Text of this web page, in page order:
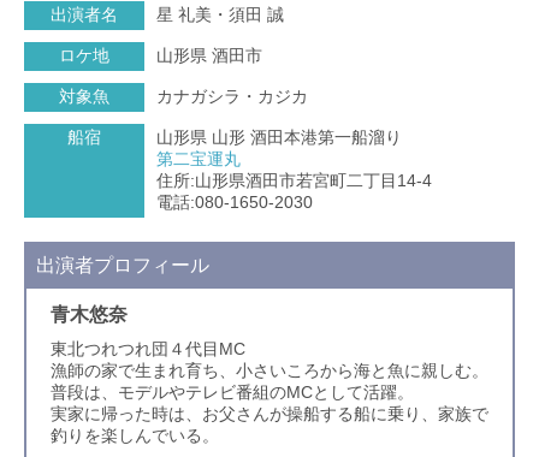
出演者名 星 礼美・須田 誠
ロケ地 山形県 酒田市
対象魚 カナガシラ・カジカ
船宿
山形県 山形 酒田本港第一船溜り
第二宝運丸
住所:山形県酒田市若宮町二丁目14-4
電話:080-1650-2030
出演者プロフィール
青木悠奈
東北つれつれ団４代目MC
漁師の家で生まれ育ち、小さいころから海と魚に親しむ。
普段は、モデルやテレビ番組のMCとして活躍。
実家に帰った時は、お父さんが操船する船に乗り、家族で
釣りを楽しんでいる。